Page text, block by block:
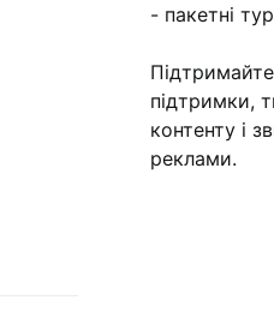
- пакетні
підтримки,
контенту і
реклами.